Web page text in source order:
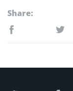
Share: